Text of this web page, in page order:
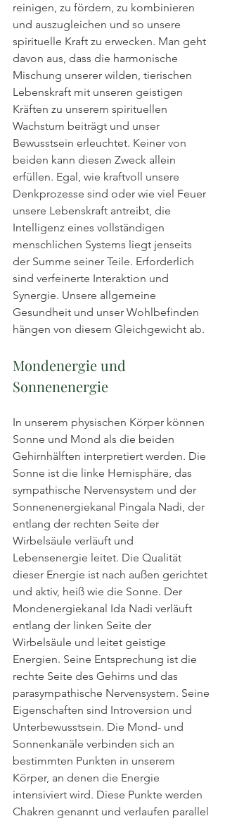
reinigen, zu fördern, zu kombinieren
und auszugleichen und so unsere
spirituelle Kraft zu erwecken. Man geht
davon aus, dass die harmonische
Mischung unserer wilden, tierischen
Lebenskraft mit unseren geistigen
Kräften zu unserem spirituellen
Wachstum beiträgt und unser
Bewusstsein erleuchtet. Keiner von
beiden kann diesen Zweck allein
erfüllen. Egal, wie kraftvoll unsere
Denkprozesse sind oder wie viel Feuer
unsere Lebenskraft antreibt, die
Intelligenz eines vollständigen
menschlichen Systems liegt jenseits
der Summe seiner Teile. Erforderlich
sind verfeinerte Interaktion und
Synergie. Unsere allgemeine
Gesundheit und unser Wohlbefinden
hängen von diesem Gleichgewicht ab.
Mondenergie und
Sonnenenergie
In unserem physischen Körper können
Sonne und Mond als die beiden
Gehirnhälften interpretiert werden. Die
Sonne ist die linke Hemisphäre, das
sympathische Nervensystem und der
Sonnenenergiekanal Pingala Nadi, der
entlang der rechten Seite der
Wirbelsäule verläuft und
Lebensenergie leitet. Die Qualität
dieser Energie ist nach außen gerichtet
und aktiv, heiß wie die Sonne. Der
Mondenergiekanal Ida Nadi verläuft
entlang der linken Seite der
Wirbelsäule und leitet geistige
Energien. Seine Entsprechung ist die
rechte Seite des Gehirns und das
parasympathische Nervensystem. Seine
Eigenschaften sind Introversion und
Unterbewusstsein. Die Mond- und
Sonnenkanäle verbinden sich an
bestimmten Punkten in unserem
Körper, an denen die Energie
intensiviert wird. Diese Punkte werden
Chakren genannt und verlaufen parallel